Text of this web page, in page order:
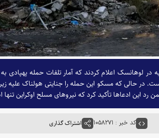
لوهانسک اعلام کردند که آمار تلفات حمله پهپادی
افزایش یافته است. در حالی که مسکو این حمله را جنایتی هولناک
رد این ادعاها تأکید کرد که نیروهای مسلح اوکراین
کد خبر : ۱۰۵۸۲۷۱ اشتراک گذاری